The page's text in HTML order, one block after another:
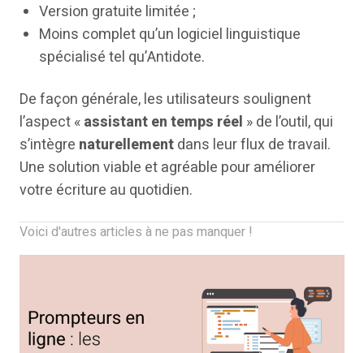
Version gratuite limitée ;
Moins complet qu’un logiciel linguistique
spécialisé tel qu’Antidote.
De façon générale, les utilisateurs soulignent
l’aspect «assistant en temps réel » de l’outil, qui
s’intègre naturellementdans leur flux de travail.
Une solution viable et agréable pour améliorer
votre écriture au quotidien.
Voici d'autres articles à ne pas manquer !